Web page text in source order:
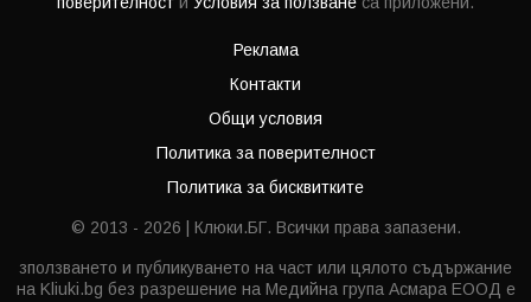
Реклама
Контакти
Общи условия
Политика за поверителност
Политика за бисквитките
© 2013 - 2026 | Клюки.БГ. Всички права запазени.
зползването и публикуването на част или цялото съдържание
на Kliuki.bg без разрешение на Медийна група Асмара ЕООД е